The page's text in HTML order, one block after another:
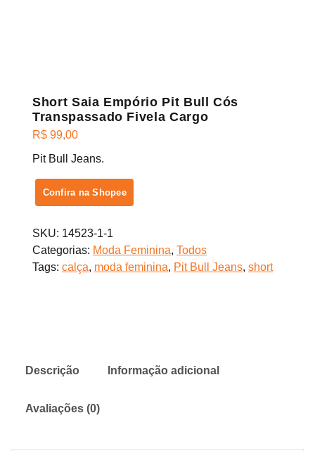
Short Saia Empório Pit Bull Cós
Transpassado Fivela Cargo
R$ 99,00
Pit Bull Jeans.
Confira na Shopee
SKU: 14523-1-1
Categorias: Moda Feminina, Todos
Tags: calça, moda feminina, Pit Bull Jeans, short
Descrição Informação adicional
Avaliações (0)